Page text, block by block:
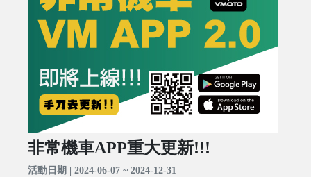
非常機車APP重大更新!!!
活動日期 | 2024-06-07 ~ 2024-12-31